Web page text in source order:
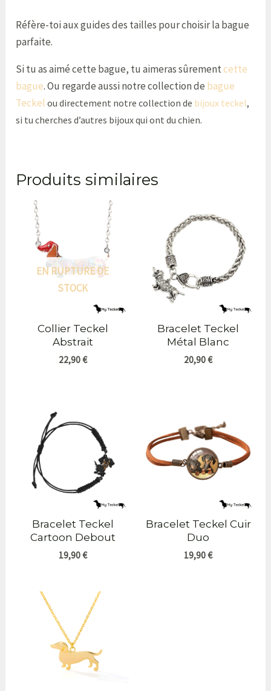
Réfère-toi aux guides des tailles pour choisir la bague
parfaite.
Si tu as aimé cette bague, tu aimeras sûrementcette
bague. Ou regarde aussi notre collection de bague
Teckel ou directement notre collection de bijoux teckel,
si tu cherches d’autres bijoux qui ont du chien.
Produits similaires
EN RUPTURE DE
STOCK
Collier Teckel
Abstrait
22,90€
Bracelet Teckel
Métal Blanc
20,90€
Bracelet Teckel
Cartoon Debout
19,90€
Bracelet Teckel Cuir
Duo
19,90€